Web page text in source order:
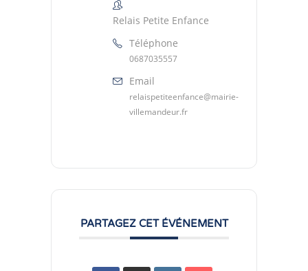
Relais Petite Enfance
Téléphone
0687035557
Email
relaispetiteenfance@mairie-
villemandeur.fr
PARTAGEZ CET ÉVÉNEMENT